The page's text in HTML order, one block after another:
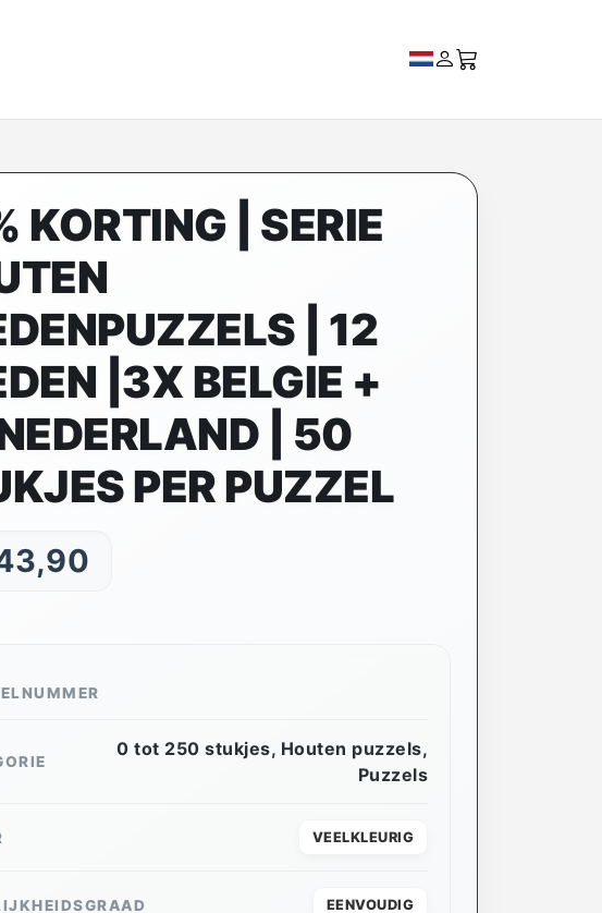
KORTING | SERIE
| 12
|3X BELGIE +
| 50
PER PUZZEL
0 tot 250 stukjes, Houten puzzels,
Puzzels
VEELKLEURIG
EENVOUDIG